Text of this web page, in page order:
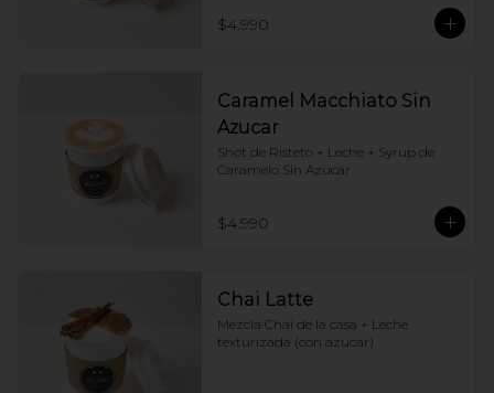
$4.990
Caramel Macchiato Sin
Azucar
Shot de Risteto + Leche + Syrup de
Caramelo Sin Azucar
$4.990
Chai Latte
Mezcla Chai de la casa + Leche
texturizada (con azucar)